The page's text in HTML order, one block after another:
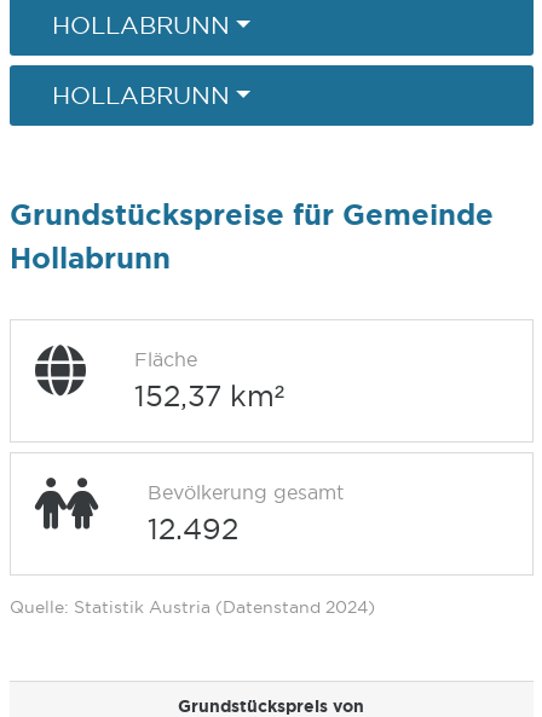
HOLLABRUNN
HOLLABRUNN
Grundstückspreise für Gemeinde
Hollabrunn
Fläche
152,37 km²
Bevölkerung gesamt
12.492
Quelle: Statistik Austria (Datenstand 2024)
Grundstückspreis von